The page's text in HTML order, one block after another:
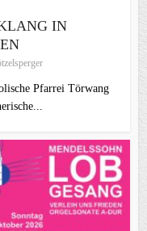
IN
Pfarrei Törwang